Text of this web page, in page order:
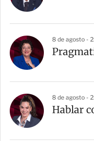
8 de agosto -
8 de agosto -
Hablar